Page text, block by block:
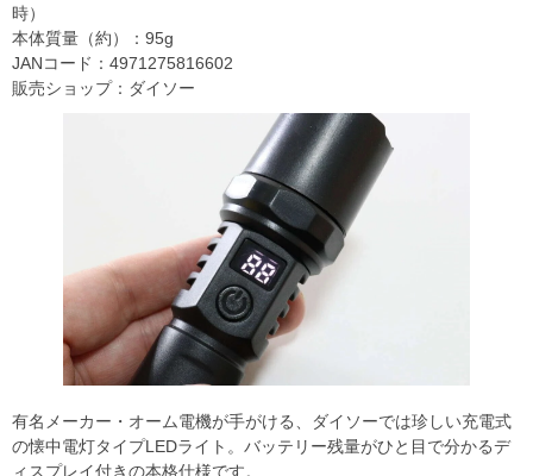
時）
本体質量（約）：95g
JANコード：4971275816602
販売ショップ：ダイソー
有名メーカー・オーム電機が手がける、ダイソーでは珍しい充電式
の懐中電灯タイプLEDライト。バッテリー残量がひと目で分かるデ
ィスプレイ付きの本格仕様です。